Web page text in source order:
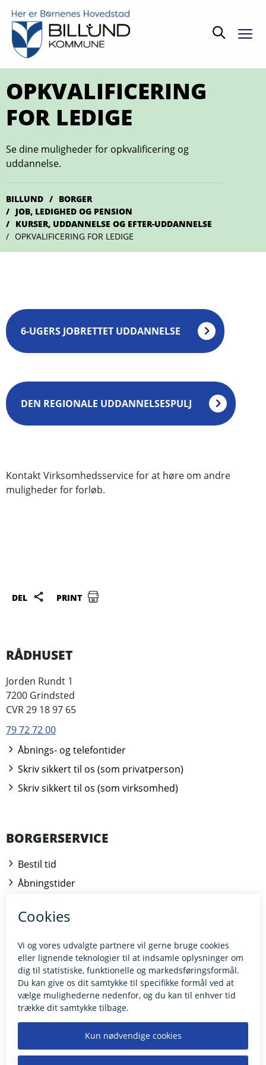
Søg
OPKVALIFICERING
FOR LEDIGE
Se dine muligheder for opkvalificering og
uddannelse.
BILLUND
BORGER
JOB, LEDIGHED OG PENSION
KURSER, UDDANNELSE OG EFTER-UDDANNELSE
OPKVALIFICERING FOR LEDIGE
6-UGERS JOBRETTET UDDANNELSE
DEN REGIONALE UDDANNELSESPULJ
Kontakt Virksomhedsservice for at høre om andre
muligheder for forløb.
DEL PRINT
RÅDHUSET
Jorden Rundt 1
7200 Grindsted
CVR 29 18 97 65
79 72 72 00
Åbnings- og telefontider
Skriv sikkert til os (som privatperson)
Skriv sikkert til os (som virksomhed)
BORGERSERVICE
Bestil tid
Åbningstider
Kontakt borgerrådgiveren
BILLUND.DK
Tilgængelighedserklæring
Giv feedback til hjemmesiden